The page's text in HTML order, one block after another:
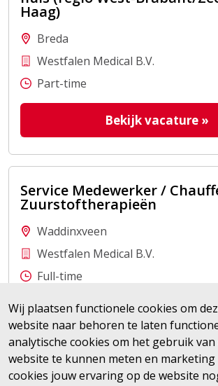
Haag)
Breda
Westfalen Medical B.V.
Part-time
Bekijk vacature»
Service Medewerker /
Zuurstoftherapieën
Waddinxveen
Westfalen Medical B.V.
Full-time
Bekijk vacature »
Wij plaatsen functionele cookies om
website naar behoren te laten
analytische cookies om het gebruik van
website te kunnen meten en marketing
cookies jouw ervaring op de website